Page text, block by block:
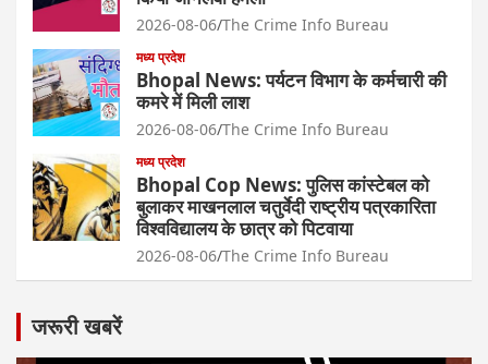
2026-08-06 The Crime Info Bureau
मध्य प्रदेश
Bhopal News: पर्यटन विभाग के कर्मचारी की
कमरे में मिली लाश
2026-08-06 The Crime Info Bureau
मध्य प्रदेश
Bhopal Cop News: पुलिस कांस्टेबल को
बुलाकर माखनलाल चतुर्वेदी राष्ट्रीय पत्रकारिता
विश्वविद्यालय के छात्र को पिटवाया
2026-08-06 The Crime Info Bureau
जरूरी खबरें